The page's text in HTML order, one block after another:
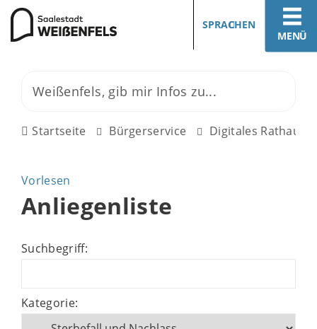
MENÜ
SPRACHEN
Startseite Bürgerservice Digitales Rathaus
Vorlesen
Anliegenliste
Suchbegriff:
Kategorie: